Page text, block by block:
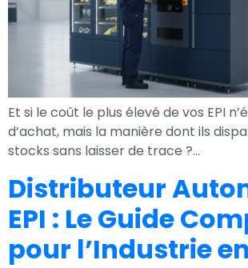
Et si le coût le plus élevé de vos EPI
d’achat, mais la manière dont ils
stocks sans laisser de trace ?…
Distributeur
EPI : Le Guide
pour l’Industrie